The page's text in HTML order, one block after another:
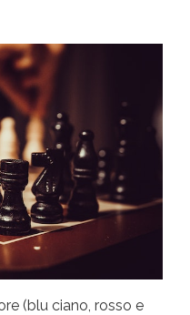
(blu ciano, rosso e